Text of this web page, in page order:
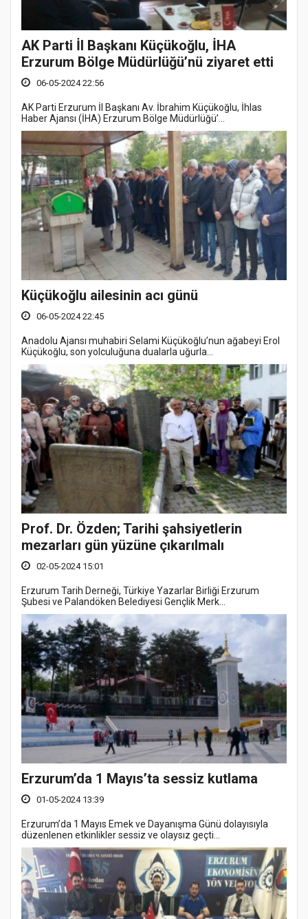
AK Parti İl Başkanı Küçükoğlu, İHA
Erzurum Bölge Müdürlüğü’nü ziyaret etti
06-05-2024 22:56
AK Parti Erzurum İl Başkanı Av. İbrahim Küçükoğlu, İhlas
Haber Ajansı (İHA) Erzurum Bölge Müdürlüğü’...
Küçükoğlu ailesinin acı günü
06-05-2024 22:45
Anadolu Ajansı muhabiri Selami Küçükoğlu’nun ağabeyi Erol
Küçükoğlu, son yolculuğuna dualarla uğurla...
Prof. Dr. Özden; Tarihi şahsiyetlerin
mezarları gün yüzüne çıkarılmalı
02-05-2024 15:01
Erzurum Tarih Derneği, Türkiye Yazarlar Birliği Erzurum
Şubesi ve Palandöken Belediyesi Gençlik Merk...
Erzurum’da 1 Mayıs’ta sessiz kutlama
01-05-2024 13:39
Erzurum’da 1 Mayıs Emek ve Dayanışma Günü dolayısıyla
düzenlenen etkinlikler sessiz ve olaysız geçti...